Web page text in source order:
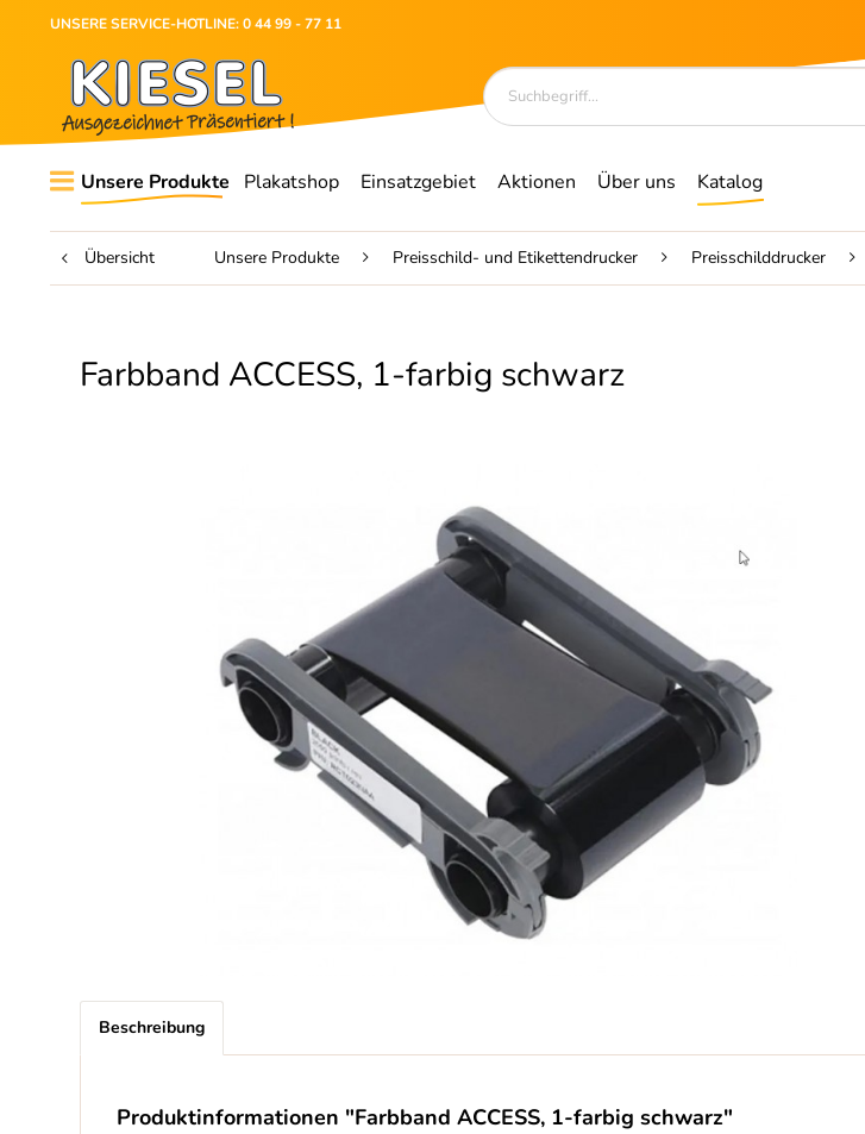
UNSERE SERVICE-HOTLINE: 0 44 99 - 77 11
Unsere Produkte Plakatshop Einsatzgebiet Aktionen Über uns Katalog
Übersicht Unsere Produkte Preisschild- und Etikettendrucker Preisschilddrucker
Farbband ACCESS, 1-farbig schwarz
Beschreibung
Produktinformationen "Farbband ACCESS, 1-farbig schwarz"